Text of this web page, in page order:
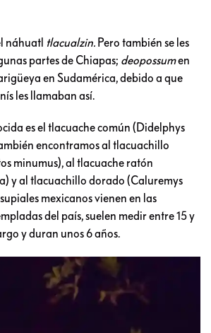
náhuatl tlacualzin. Pero también se les
partes de Chiapas; deopossumen
en Sudamérica, debido a que
les llamaban así.
es el tlacuache común (Didelphys
encontramos al tlacuachillo
minumus), al tlacuache ratón
y al tlacuachillo dorado (Caluremys
mexicanos vienen en las
del país, suelen medir entre 15 y
y duran unos 6 años.